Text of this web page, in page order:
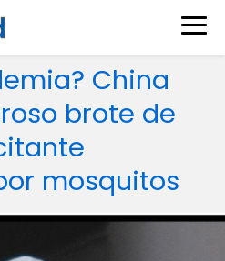
China
brote de
mosquitos